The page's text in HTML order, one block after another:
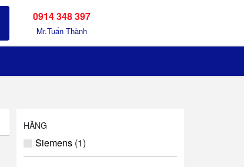
0914 348 397
Mr.Tuấn Thành
HÃNG
Siemens (1)